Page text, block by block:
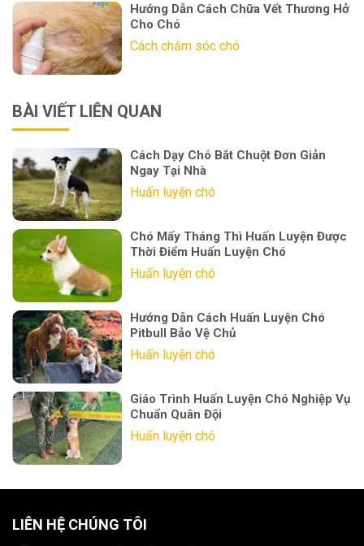
Hướng Dẫn Cách Chữa Vết Thương Hở
Cho Chó
Cách chăm sóc chó
BÀI VIẾT LIÊN QUAN
Cách Dạy Chó Bắt Chuột Đơn Giản
Ngay Tại Nhà
Huấn luyện chó
Chó Mấy Tháng Thì Huấn Luyện Được
Thời Điểm Huấn Luyện Chó
Huấn luyện chó
Hướng Dẫn Cách Huấn Luyện Chó
Pitbull Bảo Vệ Chủ
Huấn luyện chó
Giáo Trình Huấn Luyện Chó Nghiệp Vụ
Chuẩn Quân Đội
Huấn luyện chó
LIÊN HỆ CHÚNG TÔI